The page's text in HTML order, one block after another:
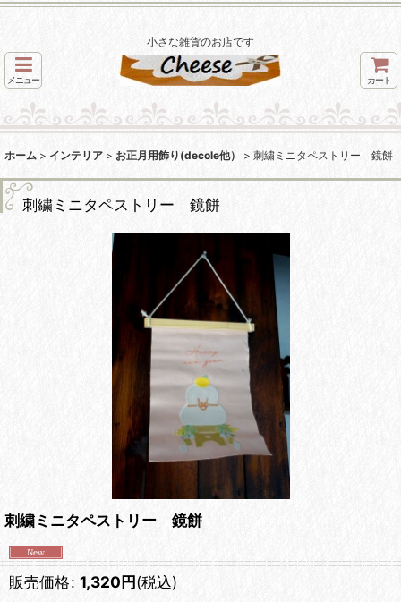
小さな雑貨のお店です
メニュー カート
ホーム > インテリア > お正月用飾り(decole他） > 刺繍ミニタペストリー 鏡餅
刺繍ミニタペストリー 鏡餅
刺繍ミニタペストリー 鏡餅
販売価格: 1,320円(税込)